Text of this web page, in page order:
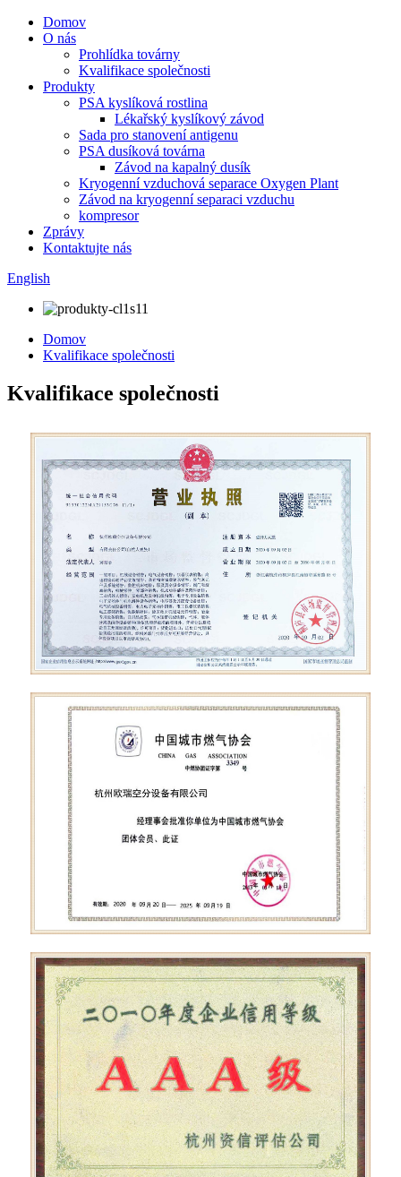
Domov
O nás
Prohlídka továrny
Kvalifikace společnosti
Produkty
PSA kyslíková rostlina
Lékařský kyslíkový závod
Sada pro stanovení antigenu
PSA dusíková továrna
Závod na kapalný dusík
Kryogenní vzduchová separace Oxygen Plant
Závod na kryogenní separaci vzduchu
kompresor
Zprávy
Kontaktujte nás
English
Domov
Kvalifikace společnosti
Kvalifikace společnosti